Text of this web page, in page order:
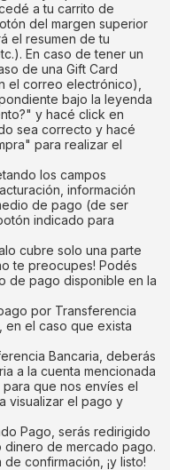
a tu carrito de
del margen superior
el resumen de tu
En caso de tener un
de una Gift Card
el correo electrónico),
bajo la leyenda
y hacé click en
sea correcto y hacé
para realizar el
los campos
información
de pago (de ser
indicado para
cubre solo una parte
te preocupes! Podés
de pago disponible en la
por Transferencia
en el caso que exista
Bancaria, deberás
a la cuenta mencionada
que nos envíes el
visualizar el pago y
Pago, serás redirigido
dinero de mercado pago.
confirmación, ¡y listo!